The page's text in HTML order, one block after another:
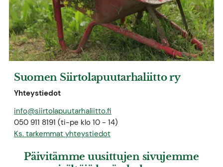
Suomen Siirtolapuutarhaliitto ry
Yhteystiedot
info@siirtolapuutarhaliitto.fi
050 911 8191 (ti-pe klo 10 - 14)
Ks. tarkemmat yhteystiedot
Päivitämme uusittujen sivujemme